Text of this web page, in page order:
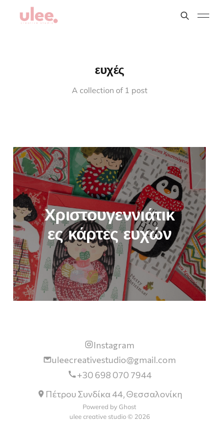
ευχές
A collection of 1 post
Χριστουγεννιάτικ
ες κάρτες ευχών
Instagram
uleecreativestudio@gmail.com
+30 698 070 7944
Πέτρου Συνδίκα 44, Θεσσαλονίκη
Powered by Ghost
ulee creative studio © 2026